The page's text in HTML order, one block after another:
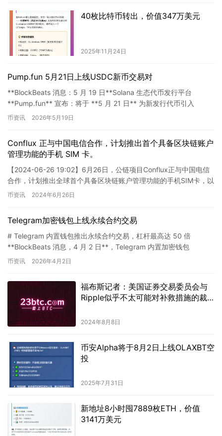
40枚比特币转出，价值347万美元
2025年11月24日
Pump.fun 5月21日上线USDC新币交易对
**BlockBeats 消息：5 月 19 日**Solana 生态代币发行平台
**Pump.fun** 宣布：将于 **5 月 21 日** 为新发行代币引入
**USDC …
币资讯 2026年5月19日
Conflux 正与中国电信合作，计划推出首个具备区块链账户
管理功能的手机 SIM 卡。
【2024-06-26 19:02】6月26日，公链项目Conflux正与中国电信
合作，计划推出全球首个具备区块链账户管理功能的手机SIM卡，以
降低区块链技术的应用门槛。同时，Co…
币资讯 2024年6月26日
Telegram加密钱包上线永续合约交易
# Telegram 内置钱包推出永续合约交易，杠杆最高达 50 倍
**BlockBeats 消息，4 月 2 日**，Telegram 内置加密钱包
「Wallet in Tel…
币资讯 2026年4月2日
福布斯记者：美国证券交易委员会与
Ripple似乎不太可能对补救措施的裁
2024年8月8日
币安Alpha将于8月2日上线OLAXBT空
投
2025年7月31日
新地址8小时囤7889枚ETH，价值
3141万美元